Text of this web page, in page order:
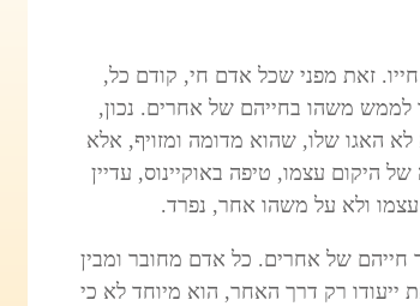
זאת מפני שכל אדם חי, קודם כל,
לממש משהו בחייהם של אחרים. נכון,
לא האגו שלו, שהוא מדומה ומזויף, אלא
עצמו, טיפה באוקיינוס, עדיין
עצמו ולא על משהו אחר, נפרד.
חייהם של אחרים. כל אדם מחובר ומבין
רק דרך האחר, הוא מיוחד לא כי